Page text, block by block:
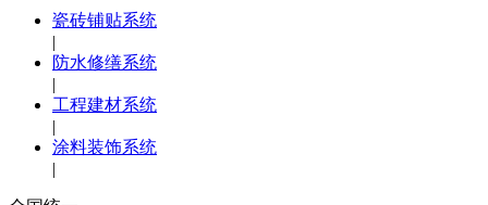
瓷砖铺贴系统
|
防水修缮系统
|
工程建材系统
|
涂料装饰系统
|